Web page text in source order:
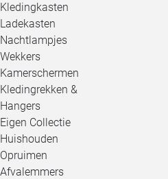
Kledingkasten
Ladekasten
Nachtlampjes
Wekkers
Kamerschermen
Kledingrekken &
Hangers
Eigen Collectie
Huishouden
Opruimen
Afvalemmers